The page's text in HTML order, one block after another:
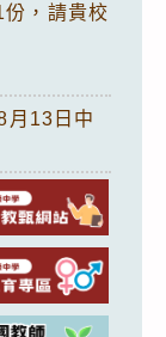
，請貴校
月13日中